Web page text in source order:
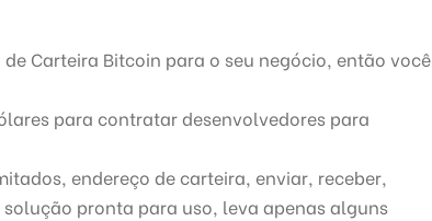
Carteira Bitcoin para o seu negócio, então você
para contratar desenvolvedores para
endereço de carteira, enviar, receber,
solução pronta para uso, leva apenas alguns